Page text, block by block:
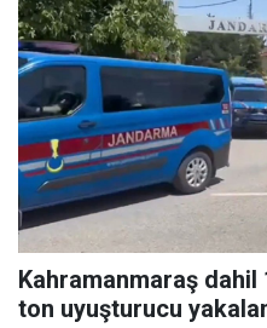
Kahramanmaraş
ton uyuşturucu